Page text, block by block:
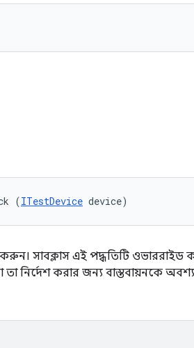
(ITestDevice device)
করুন। সাবক্লাস এই পদ্ধতিটি
তা নির্দেশ করার জন্য বাস্তবায়নকে